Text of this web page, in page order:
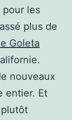
pour les
plus de
Goleta
nouveaux
entier. Et